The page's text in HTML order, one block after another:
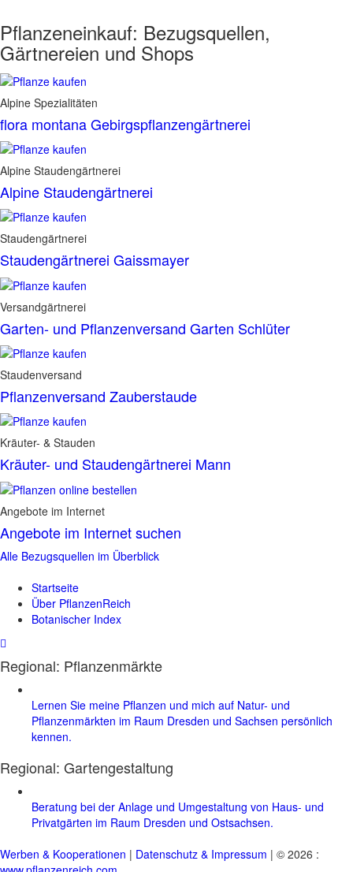
Pflanzeneinkauf: Bezugsquellen,
Gärtnereien und Shops
Alpine Spezialitäten
flora montana Gebirgspflanzengärtnerei
Alpine Staudengärtnerei
Alpine Staudengärtnerei
Staudengärtnerei
Staudengärtnerei Gaissmayer
Versandgärtnerei
Garten- und Pflanzenversand Garten Schlüter
Staudenversand
Pflanzenversand Zauberstaude
Kräuter- & Stauden
Kräuter- und Staudengärtnerei Mann
Angebote im Internet
Angebote im Internet suchen
Alle Bezugsquellen im Überblick
Startseite
Über PflanzenReich
Botanischer Index
Regional: Pflanzenmärkte
Lernen Sie meine Pflanzen und mich auf Natur- und
Pflanzenmärkten im Raum Dresden und Sachsen persönlich
kennen.
Regional: Gartengestaltung
Beratung bei der Anlage und Umgestaltung von Haus- und
Privatgärten im Raum Dresden und Ostsachsen.
Werben & Kooperationen | Datenschutz & Impressum | © 2026 :